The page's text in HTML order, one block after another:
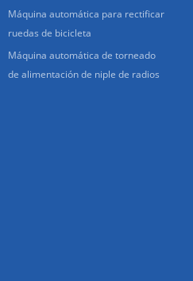
Máquina automática para rectificar
ruedas de bicicleta
Máquina automática de torneado
de alimentación de niple de radios